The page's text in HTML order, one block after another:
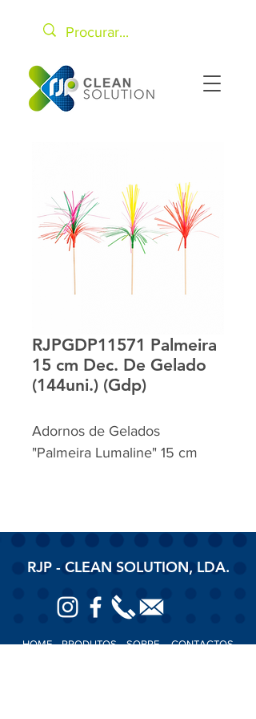
RJPGDP11571 Palmeira
15 cm Dec. De Gelado
(144uni.) (Gdp)
Adornos de Gelados
"Palmeira Lumaline" 15 cm
RJP - CLEAN SOLUTION, LDA.
HOMEPRODUTOSSOBRE CONTACTOS